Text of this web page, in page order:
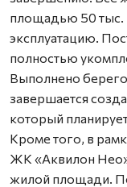
площадью 50 тыс.
эксплуатацию.
полностью
Выполнено
завершается
который
Кроме того, в
ЖК «Аквилон Нео»
жилой площади.